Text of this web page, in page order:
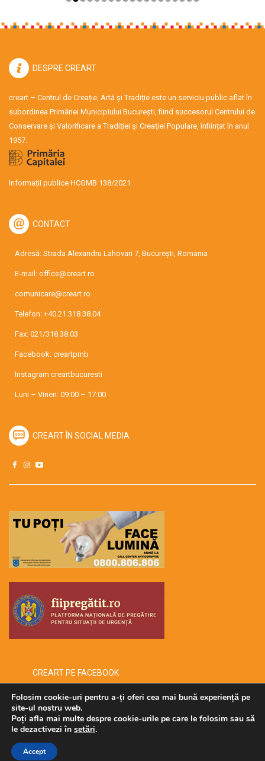
DESPRE CREART
creart – Centrul de Creație, Artă și Tradiție este un serviciu public aflat în
subordinea Primăriei Municipiului București, fiind succesorul Centrului de
Conservare şi Valorificare a Tradiţiei şi Creaţiei Populare, înființat în anul
1957.
Informații publice HCGMB 138/2021
CONTACT
Adresă: Strada Alexandru Lahovari 7, București, Romania
E-mail: office@creart.ro
comunicare@creart.ro
Telefon: +40.21.318.38.04
Fax: 021/318.38.03
Facebook: creartpmb
Instagram creartbucuresti
Luni – Vineri: 09:00 – 17:00
CREART ÎN SOCIAL MEDIA
CREART PE FACEBOOK
Copyright © 2026 -creart-
Folosim cookie-uri pentru a-ți oferi cea mai bună experiență pe
site-ul nostru web.
Poți afla mai multe despre cookie-urile pe care le folosim sau să
le dezactivezi în setări.
Accept